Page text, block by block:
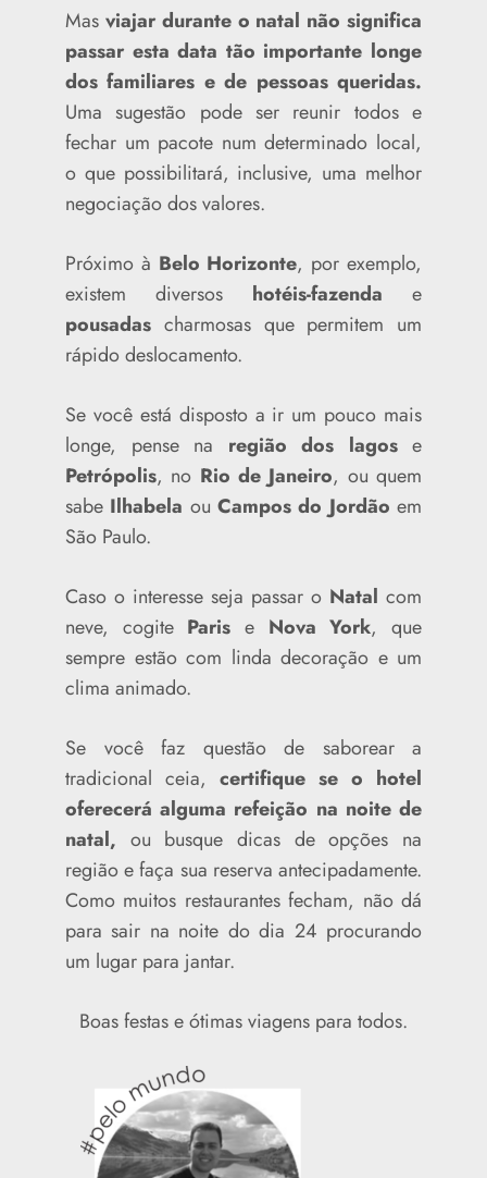
Mas viajar durante o natal não significa
passar esta data tão importante longe
dos familiares e de pessoas queridas.
Uma sugestão pode ser reunir todos e
fechar um pacote num determinado local,
o que possibilitará, inclusive, uma melhor
negociação dos valores.
Próximo à Belo Horizonte, por exemplo,
existem diversos hotéis-fazenda e
pousadas charmosas que permitem um
rápido deslocamento.
Se você está disposto a ir um pouco mais
longe, pense na região dos lagose
Petrópolis, no Rio de Janeiro, ou quem
sabe Ilhabela ouCampos do Jordão em
São Paulo.
Caso o interesse seja passar o Natal com
neve, cogite Paris e Nova York, que
sempre estão com linda decoração e um
clima animado.
Se você faz questão de saborear a
tradicional ceia, certifique se o hotel
oferecerá alguma refeição na noite de
natal, ou busque dicas de opções na
região e faça sua reserva antecipadamente.
Como muitos restaurantes fecham, não dá
para sair na noite do dia 24 procurando
um lugar para jantar.
Boas festas e ótimas viagens para todos.